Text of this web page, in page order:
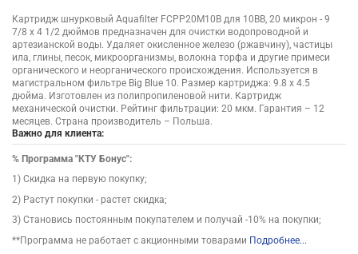
Картридж шнурковый Aquafilter FCPP20M10B для 10BB, 20 микрон - 9
7/8 x 4 1/2 дюймов предназначен для очистки водопроводной и
артезианской воды. Удаляет окисленное железо (ржавчину), частицы
ила, глины, песок, микроорганизмы, волокна торфа и другие примеси
органического и неорганического происхождения. Используется в
магистральном фильтре Big Blue 10. Размер картриджа: 9.8 х 4.5
дюйма. Изготовлен из полипропиленовой нити. Картридж
механической очистки. Рейтинг фильтрации: 20 мкм. Гарантия – 12
месяцев. Страна производитель – Польша.
Важно для клиента:
% Программа "КТУ Бонус":
1) Скидка на первую покупку;
2) Растут покупки - растет скидка;
3) Становись постоянным покупателем и получай -10% на покупки;
**Программа не работает с акционными товарами Подробнее...